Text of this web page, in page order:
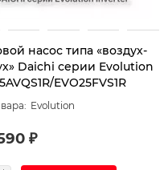
насос типа «воздух-
Daichi серии Evolution
EVO25FVS1R
Evolution
₽